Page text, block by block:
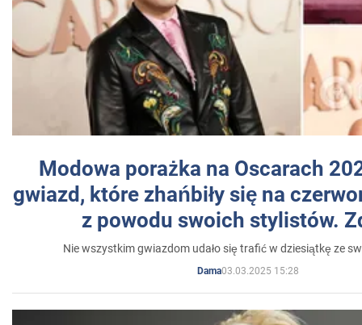
Modowa porażka na Oscarach
gwiazd, które zhańbiły się na
z powodu swoich stylistów.
Nie wszystkim gwiazdom udało się trafić w dziesiątkę ze
Dama03.03.2025 15:28